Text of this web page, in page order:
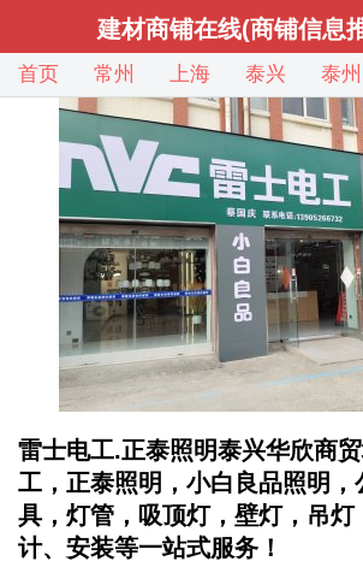
建材商铺在线(商铺信息
首页 常州 上海 泰兴 泰州
雷士电工.正泰照明泰兴华欣商
工，正泰照明，小白良品照明，
具，灯管，吸顶灯，壁灯，吊灯
计、安装等一站式服务！